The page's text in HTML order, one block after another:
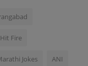
Hit Fire
Jokes ANI